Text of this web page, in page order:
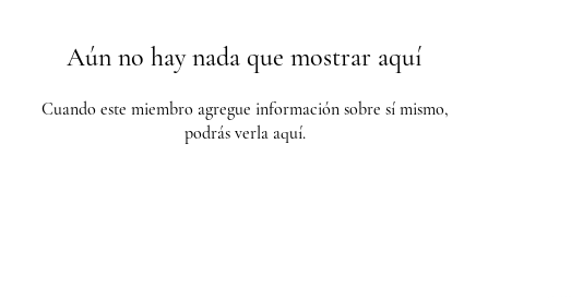
Aún no hay nada que mostrar aquí
Cuando este miembro agregue información sobre sí mismo,
podrás verla aquí.